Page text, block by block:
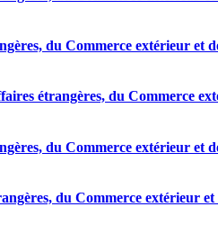
du Commerce extérieur et
étrangères, du Commerce
du Commerce extérieur et
du Commerce extérieur